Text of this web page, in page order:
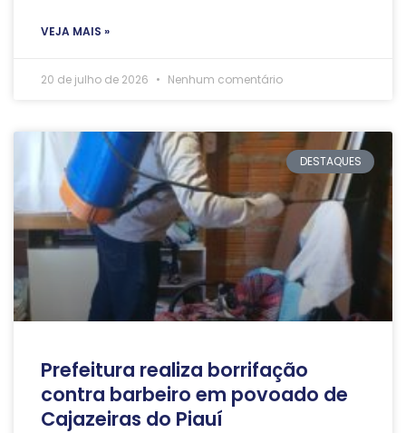
VEJA MAIS »
20 de julho de 2026 Nenhum comentário
DESTAQUES
Prefeitura realiza borrifação
contra barbeiro em povoado de
Cajazeiras do Piauí